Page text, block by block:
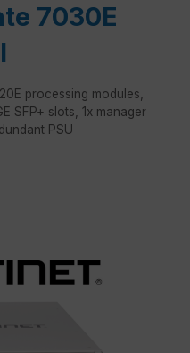
7030E
processing modules,
SFP+ slots, 1x manager
PSU